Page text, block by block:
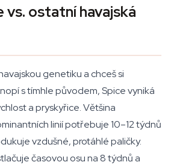
vs. ostatní havajská
genetiku a chceš si
s tímhle původem, Spice vyniká
a pryskyřice. Většina
linií potřebuje 10–12 týdnů
vzdušné, protáhlé paličky.
časovou osu na 8 týdnů a